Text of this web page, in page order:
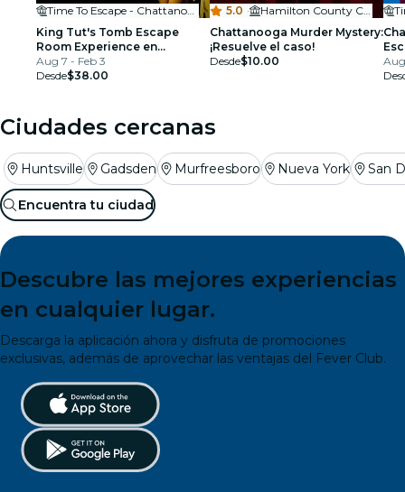
Time To Escape - Chattanooga Escape Room
King Tut's Tomb Escape
Room Experience en
Chattanooga
Aug 7 - Feb 3
Desde$38.00
5.0 ·
Hamilton County Clerk Tag and Title
Chattanooga Murder Mystery:
¡Resuelve el caso!
Desde$10.00
Ciudades cercanas
Huntsville Gadsden Murfreesboro Nueva York San
Encuentra tu ciudad
Descubre las mejores experiencias
en cualquier lugar.
Descarga la aplicación ahora y disfruta de promociones
exclusivas, además de aprovechar las ventajas del Fever Club.